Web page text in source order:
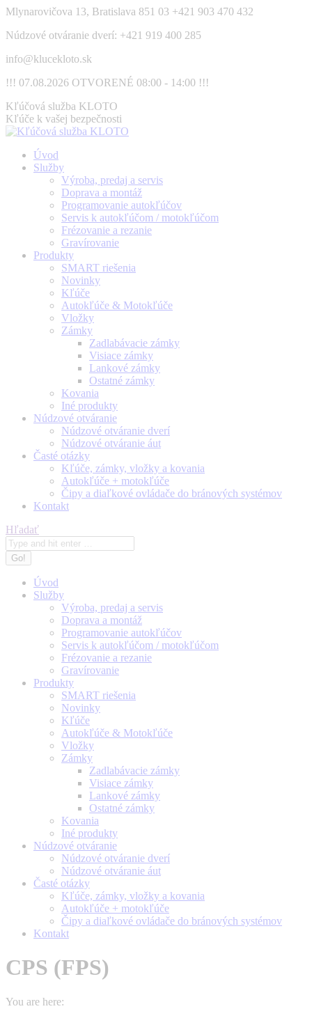
Skip
content
Mlynarovičova 13, Bratislava 851 03 +421 903 470 432
Núdzové otváranie dverí: +421 919 400 285
info@klucekloto.sk
!!! 07.08.2026 OTVORENÉ 08:00 - 14:00 !!!
Facebook
page
opens
new
window
Kľúčová služba KLOTO
Kľúče k vašej bezpečnosti
Úvod
Služby
Výroba, predaj a servis
Doprava a montáž
Programovanie autokľúčov
Servis k autokľúčom / motokľúčom
Frézovanie a rezanie
Gravírovanie
Produkty
SMART riešenia
Novinky
Kľúče
Autokľúče & Motokľúče
Vložky
Zámky
Zadlabávacie zámky
Visiace zámky
Lankové zámky
Ostatné zámky
Kovania
Iné produkty
Núdzové otváranie
Núdzové otváranie dverí
Núdzové otváranie áut
Časté otázky
Kľúče, zámky, vložky a kovania
Autokľúče + motokľúče
Čipy a diaľkové ovládače do bránových systémov
Kontakt
Search:
Hľadať
Úvod
Služby
Výroba, predaj a servis
Doprava a montáž
Programovanie autokľúčov
Servis k autokľúčom / motokľúčom
Frézovanie a rezanie
Gravírovanie
Produkty
SMART riešenia
Novinky
Kľúče
Autokľúče & Motokľúče
Vložky
Zámky
Zadlabávacie zámky
Visiace zámky
Lankové zámky
Ostatné zámky
Kovania
Iné produkty
Núdzové otváranie
Núdzové otváranie dverí
Núdzové otváranie áut
Časté otázky
Kľúče, zámky, vložky a kovania
Autokľúče + motokľúče
Čipy a diaľkové ovládače do bránových systémov
Kontakt
CPS (FPS)
You are here: